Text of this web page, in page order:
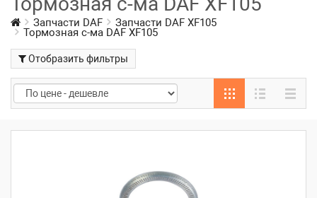
Запчасти DAF Запчасти DAF XF105
Тормозная с-ма DAF XF105
Отобразить фильтры